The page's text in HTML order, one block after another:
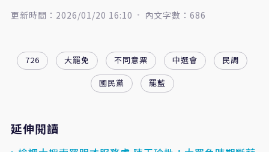
更新時間：2026/01/20 16:10 內文字數：686
726 大罷免 不同意票 中選會
民調
國民黨
罷藍
延伸閱讀